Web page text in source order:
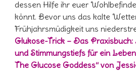
dessen Hilfe ihr euer
könnt. Bevor uns das kalte
Frühjahrsmüdigkeit uns
Glukose-Trick – Das
und Stimmungstiefs für ein
The Glucose Goddess“ von